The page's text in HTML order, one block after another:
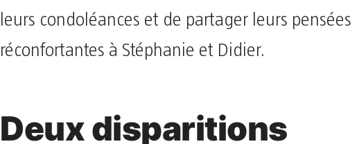
leurs condoléances et de partager leurs pensées
réconfortantes à Stéphanie et Didier.
Deux disparitions